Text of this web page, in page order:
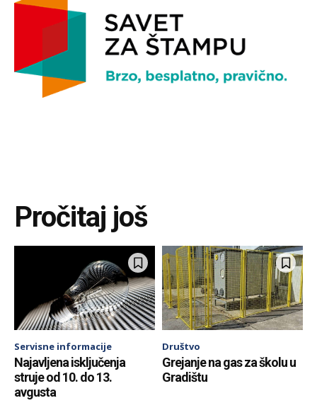
Pročitaj još
Servisne informacije
Najavljena isključenja
struje od 10. do 13.
avgusta
Društvo
Grejanje na gas za školu u
Gradištu